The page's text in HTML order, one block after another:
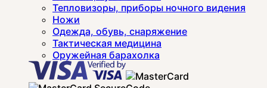
Тепловизоры, приборы ночного видения
Ножи
Одежда, обувь, снаряжение
Тактическая медицина
Оружейная барахолка